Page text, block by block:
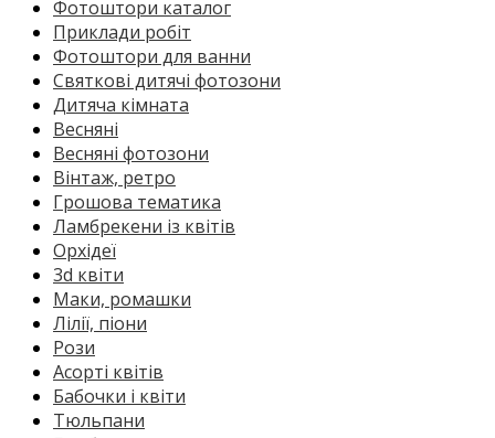
Фотоштори каталог
Приклади робіт
Фотоштори для ванни
Святкові дитячі фотозони
Дитяча кімната
Весняні
Весняні фотозони
Вінтаж, ретро
Грошова тематика
Ламбрекени із квітів
Орхідеї
3d квіти
Маки, ромашки
Лілії, піони
Рози
Асорті квітів
Бабочки і квіти
Тюльпани